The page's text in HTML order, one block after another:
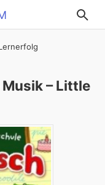
– Little